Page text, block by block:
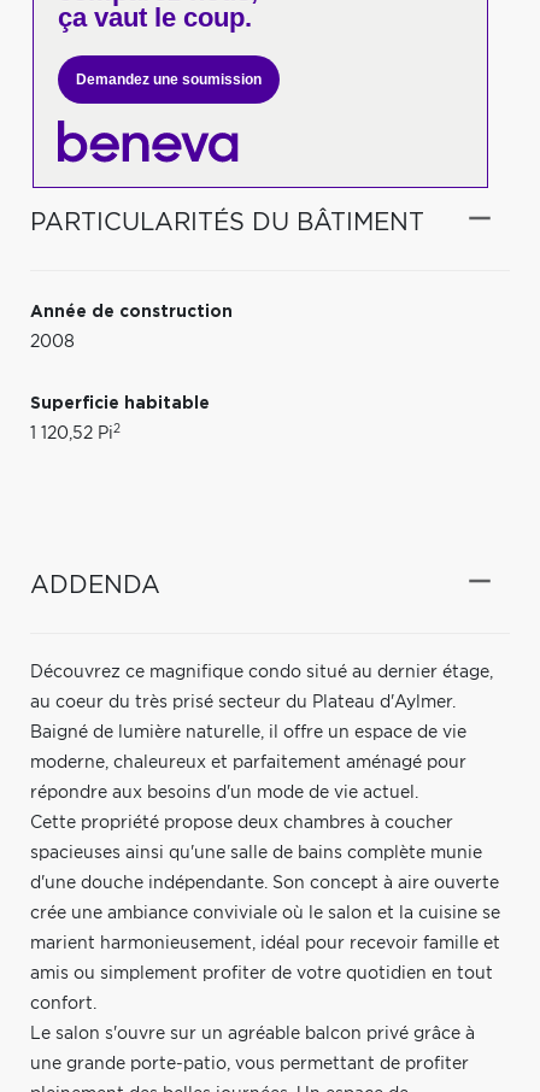
ça vaut le coup.
Demandez une soumission
PARTICULARITÉS DU BÂTIMENT
Année de construction
2008
Superficie habitable
1 120,52 Pi2
ADDENDA
Découvrez ce magnifique condo situé au dernier étage,
au coeur du très prisé secteur du Plateau d'Aylmer.
Baigné de lumière naturelle, il offre un espace de vie
moderne, chaleureux et parfaitement aménagé pour
répondre aux besoins d'un mode de vie actuel.
Cette propriété propose deux chambres à coucher
spacieuses ainsi qu'une salle de bains complète munie
d'une douche indépendante. Son concept à aire ouverte
crée une ambiance conviviale où le salon et la cuisine se
marient harmonieusement, idéal pour recevoir famille et
amis ou simplement profiter de votre quotidien en tout
confort.
Le salon s'ouvre sur un agréable balcon privé grâce à
une grande porte-patio, vous permettant de profiter